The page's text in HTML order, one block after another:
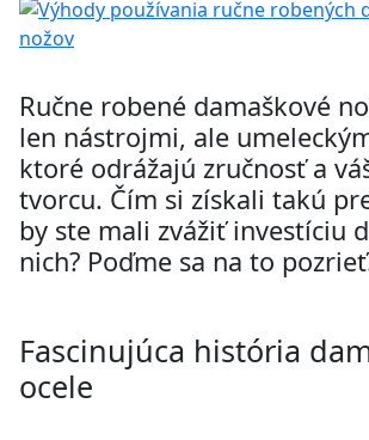
Ručne robené damaškové
len nástrojmi, ale
ktoré odrážajú zručnosť a
tvorcu. Čím si získali takú
by ste mali zvážiť investíciu
nich? Poďme sa na to
Fascinujúca história
ocele